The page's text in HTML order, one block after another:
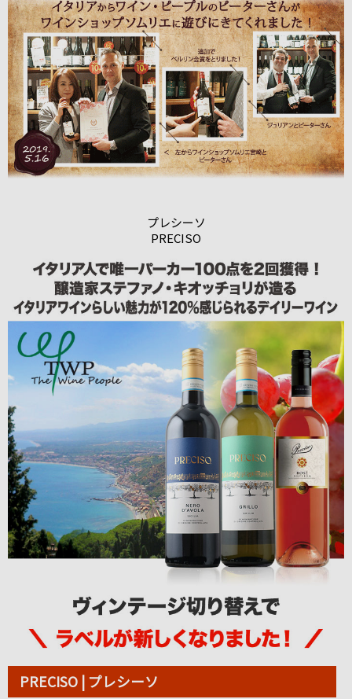
プレシーソ
PRECISO
PRECISO | プレシーソ